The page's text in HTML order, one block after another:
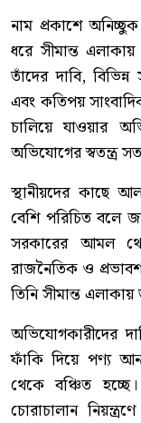
নাম প্রকাশে অনিচ্ছুক
ধরে সীমান্ত
তাঁদের দাবি,
এবং কতিপয়
চালিয়ে যাওয়ার
অভিযোগের স্বতন্ত্র
স্থানীয়দের কাছে
বেশি পরিচিত বলে
সরকারের আমল
রাজনৈতিক ও
তিনি সীমান্ত
অভিযোগকারীদের
ফাঁকি দিয়ে পণ্য
থেকে বঞ্চিত হচ্ছে।
চোরাচালান